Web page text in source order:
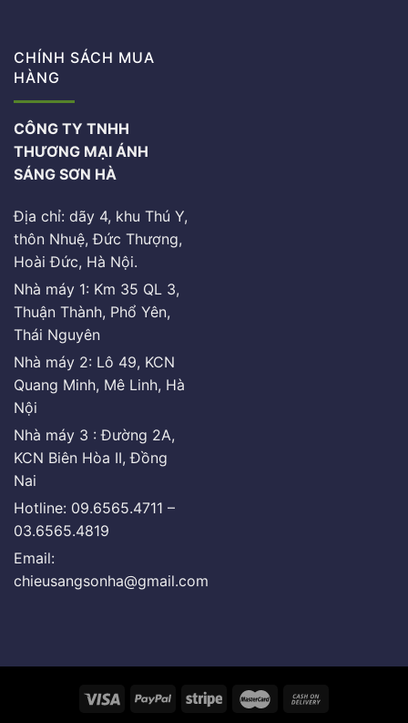
CHÍNH SÁCH MUA
HÀNG
CÔNG TY TNHH
THƯƠNG MẠI ÁNH
SÁNG SƠN HÀ
Địa chỉ: dãy 4, khu Thú Y,
thôn Nhuệ, Đức Thượng,
Hoài Đức, Hà Nội.
Nhà máy 1: Km 35 QL 3,
Thuận Thành, Phổ Yên,
Thái Nguyên
Nhà máy 2: Lô 49, KCN
Quang Minh, Mê Linh, Hà
Nội
Nhà máy 3 : Đường 2A,
KCN Biên Hòa II, Đồng
Nai
Hotline: 09.6565.4711 –
03.6565.4819
Email:
chieusangsonha@gmail.com